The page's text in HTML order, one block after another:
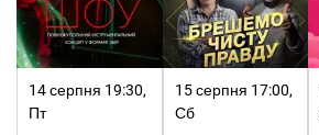
14 серпня 19:30,
Пт
15 серпня 17:00,
Сб